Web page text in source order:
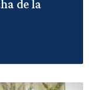
de la